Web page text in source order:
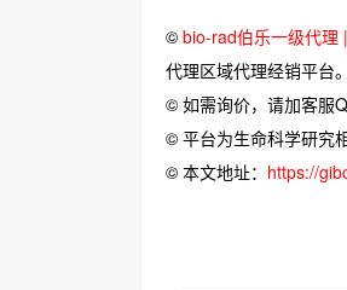
© bio-rad伯乐一级代理
代理区域代理经销平台。
© 如需询价，请加客服
© 平台为生命科学研究
© 本文地址： https://